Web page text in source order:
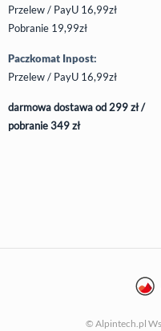
Przelew / PayU 16,99zł
Pobranie 19,99zł
Paczkomat Inpost:
Przelew / PayU 16,99zł
darmowa dostawa od 299 zł /
pobranie 349 zł
© Alpintech.pl